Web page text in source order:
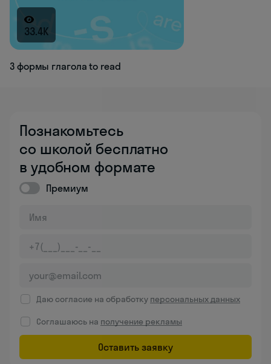
33.4K
3 формы глагола to read
Познакомьтесь
со школой бесплатно
в удобном формате
Премиум
Даю согласие на обработку персональных данных
Соглашаюсь на получение рекламы
Оставить заявку